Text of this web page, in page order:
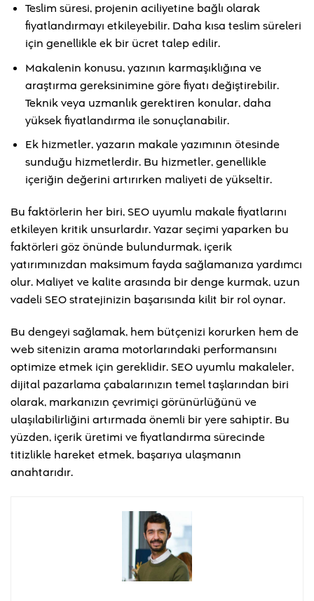
Teslim süresi, projenin aciliyetine bağlı olarak
fiyatlandırmayı etkileyebilir. Daha kısa teslim süreleri
için genellikle ek bir ücret talep edilir.
Makalenin konusu, yazının karmaşıklığına ve
araştırma gereksinimine göre fiyatı değiştirebilir.
Teknik veya uzmanlık gerektiren konular, daha
yüksek fiyatlandırma ile sonuçlanabilir.
Ek hizmetler, yazarın makale yazımının ötesinde
sunduğu hizmetlerdir. Bu hizmetler, genellikle
içeriğin değerini artırırken maliyeti de yükseltir.
Bu faktörlerin her biri, SEO uyumlu makale fiyatlarını
etkileyen kritik unsurlardır. Yazar seçimi yaparken bu
faktörleri göz önünde bulundurmak, içerik
yatırımınızdan maksimum fayda sağlamanıza yardımcı
olur. Maliyet ve kalite arasında bir denge kurmak, uzun
vadeli SEO stratejinizin başarısında kilit bir rol oynar.
Bu dengeyi sağlamak, hem bütçenizi korurken hem de
web sitenizin arama motorlarındaki performansını
optimize etmek için gereklidir. SEO uyumlu makaleler,
dijital pazarlama çabalarınızın temel taşlarından biri
olarak, markanızın çevrimiçi görünürlüğünü ve
ulaşılabilirliğini artırmada önemli bir yere sahiptir. Bu
yüzden, içerik üretimi ve fiyatlandırma sürecinde
titizlikle hareket etmek, başarıya ulaşmanın
anahtarıdır.